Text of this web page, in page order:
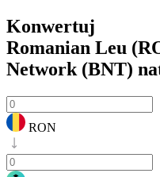
Konwertuj
Romanian Leu
Network (BNT)
RON